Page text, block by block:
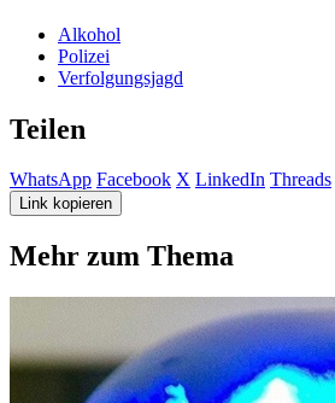
Alkohol
Polizei
Verfolgungsjagd
Teilen
WhatsApp Facebook X LinkedIn Threads
Link kopieren
Mehr zum Thema